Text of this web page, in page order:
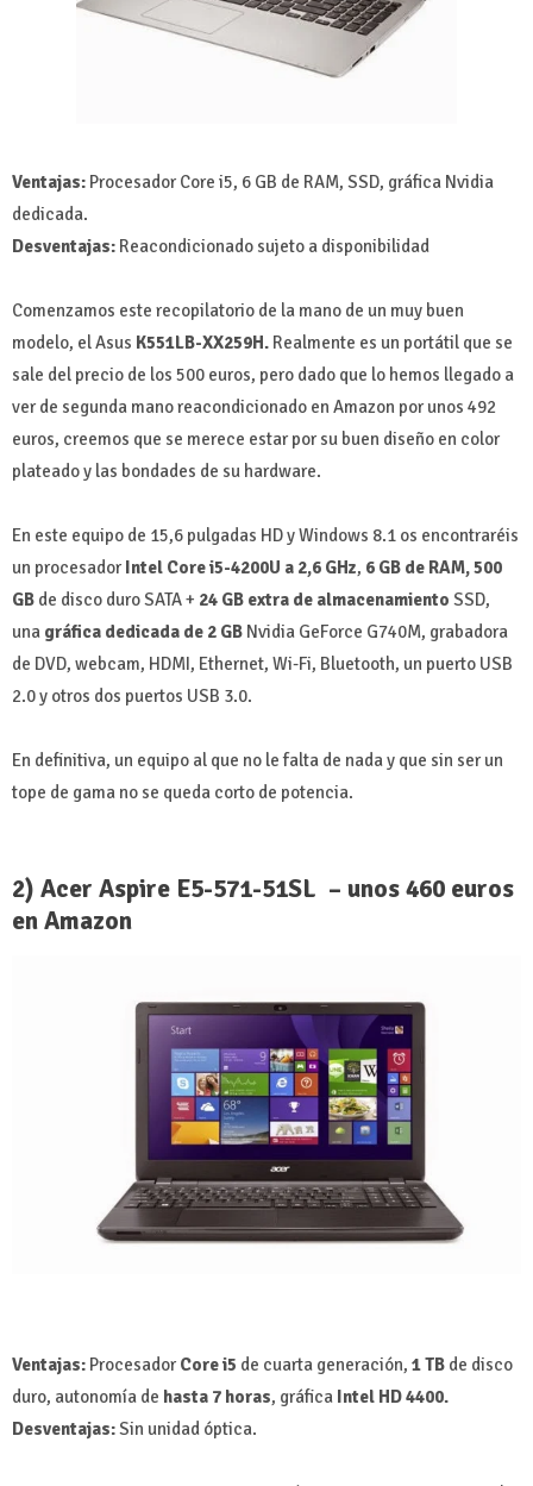
Ventajas: Procesador Core i5, 6 GB de RAM, SSD, gráfica Nvidia
dedicada.
Desventajas: Reacondicionado sujeto a disponibilidad
Comenzamos este recopilatorio de la mano de un muy buen
modelo, el Asus K551LB-XX259H. Realmente es un portátil que se
sale del precio de los 500 euros, pero dado que lo hemos llegado a
ver de segunda mano reacondicionado en Amazon por unos 492
euros, creemos que se merece estar por su buen diseño en color
plateado y las bondades de su hardware.
En este equipo de 15,6 pulgadas HD y Windows 8.1 os encontraréis
un procesador Intel Core i5-4200U a 2,6 GHz, 6 GB de RAM, 500
GB de disco duro SATA + 24 GB extra de almacenamiento SSD,
una gráfica dedicada de 2 GB Nvidia GeForce G740M, grabadora
de DVD, webcam, HDMI, Ethernet, Wi-Fi, Bluetooth, un puerto USB
2.0 y otros dos puertos USB 3.0.
En definitiva, un equipo al que no le falta de nada y que sin ser un
tope de gama no se queda corto de potencia.
2) Acer Aspire E5-571-51SL – unos 460 euros
en Amazon
Ventajas: Procesador Core i5 de cuarta generación, 1 TB de disco
duro, autonomía de hasta 7 horas, gráfica Intel HD 4400.
Desventajas:Sin unidad óptica.